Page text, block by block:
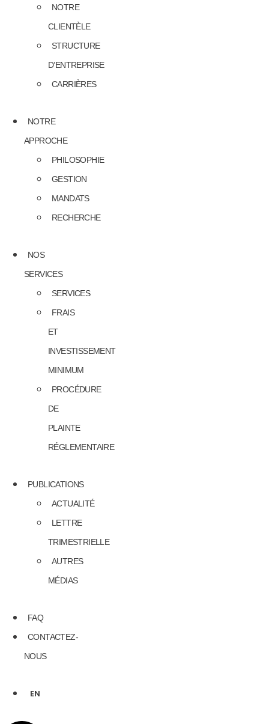
NOTRE
CLIENTÈLE
STRUCTURE
D’ENTREPRISE
CARRIÈRES
NOTRE
APPROCHE
PHILOSOPHIE
GESTION
MANDATS
RECHERCHE
NOS
SERVICES
SERVICES
FRAIS
ET
INVESTISSEMENT
MINIMUM
PROCÉDURE
DE
PLAINTE
RÉGLEMENTAIRE
PUBLICATIONS
ACTUALITÉ
LETTRE
TRIMESTRIELLE
AUTRES
MÉDIAS
FAQ
CONTACTEZ-
NOUS
EN